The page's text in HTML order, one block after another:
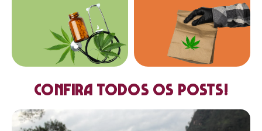
Confira todos os posts!